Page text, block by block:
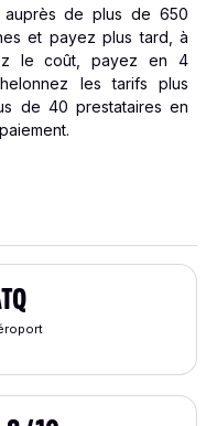
de plus de 650
et payez plus tard, à
le coût, payez en 4
les tarifs plus
de 40 prestataires en